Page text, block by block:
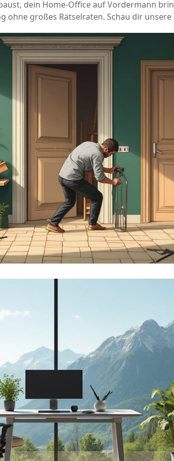
dein Home-Office auf Vordermann
ohne großes Rätselraten. Schau dir